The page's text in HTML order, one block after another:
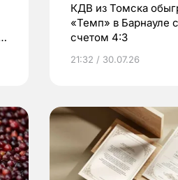
КДВ из Томска
«Темп» в Барнауле
счетом 4:3
21:32 / 30.07.26